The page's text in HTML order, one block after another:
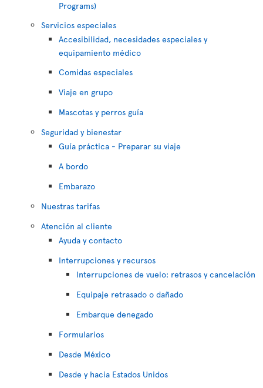
Programs)
Servicios especiales
Accesibilidad, necesidades especiales y
equipamiento médico
Comidas especiales
Viaje en grupo
Mascotas y perros guía
Seguridad y bienestar
Guía práctica - Preparar su viaje
A bordo
Embarazo
Nuestras tarifas
Atención al cliente
Ayuda y contacto
Interrupciones y recursos
Interrupciones de vuelo: retrasos y cancelación
Equipaje retrasado o dañado
Embarque denegado
Formularios
Desde México
Desde y hacia Estados Unidos